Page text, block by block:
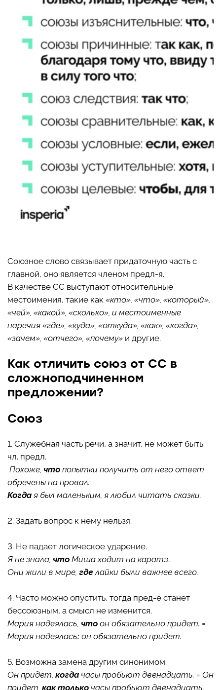
Союзное слово связывает придаточную часть с
главной, оно является членом предл-я.
В качестве СС выступают относительные
местоимения, такие как «кто», «что», «который»,
«чей», «какой», «сколько», и местоименные
наречия «где», «куда», «откуда», «как», «когда»,
«зачем», «отчего», «почему» и другие.
Как отличить союз от СС в
сложноподчиненном
предложении?
Союз
1. Служебная часть речи, а значит, не может быть
чл. предл.
Похоже, что попытки получить от него ответ
обречены на провал.
Когда я был маленьким, я любил читать сказки.
2. Задать вопрос к нему нельзя.
3. Не падает логическое ударение.
Я не знала, что Миша ходит на каратэ.
Они жили в мире, где лайки были важнее всего.
4. Часто можно опустить, тогда пред-е станет
бессоюзным, а смысл не изменится.
Мария надеялась, что он обязательно придет. =
Мария надеялась: он обязательно придет.
5. Возможна замена другим синонимом.
Он придет, когда часы пробьют двенадцать. = Он
придет, как только часы пробьют двенадцать.